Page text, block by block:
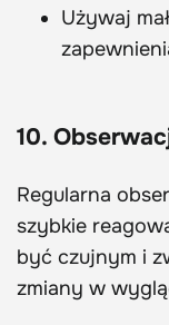
Używaj
10.
Regularna
szybkie
być czujnym i
zmiany w